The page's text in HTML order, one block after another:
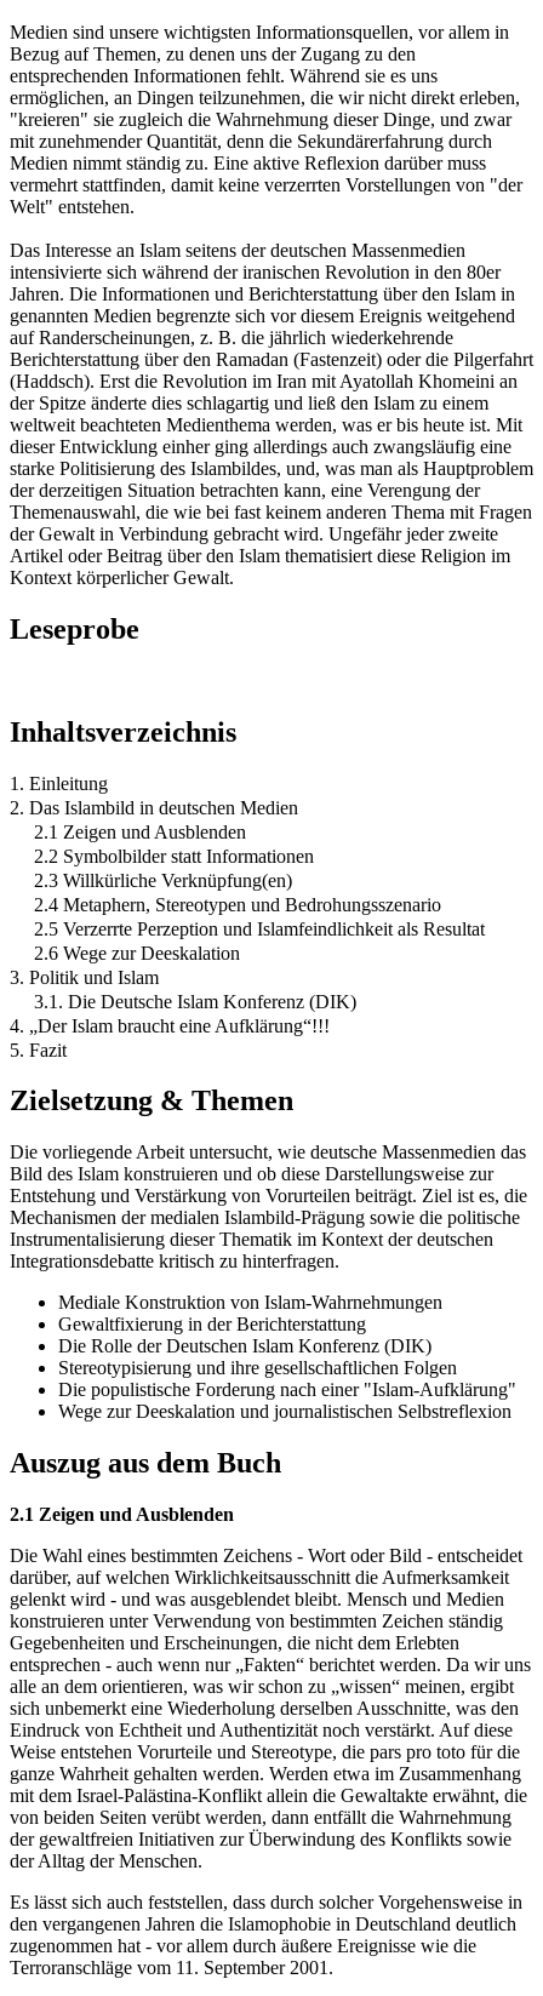
Medien sind unsere wichtigsten Informationsquellen, vor allem in
Bezug auf Themen, zu denen uns der Zugang zu den
entsprechenden Informationen fehlt. Während sie es uns
ermöglichen, an Dingen teilzunehmen, die wir nicht direkt erleben,
"kreieren" sie zugleich die Wahrnehmung dieser Dinge, und zwar
mit zunehmender Quantität, denn die Sekundärerfahrung durch
Medien nimmt ständig zu. Eine aktive Reflexion darüber muss
vermehrt stattfinden, damit keine verzerrten Vorstellungen von "der
Welt" entstehen.
Das Interesse an Islam seitens der deutschen Massenmedien
intensivierte sich während der iranischen Revolution in den 80er
Jahren. Die Informationen und Berichterstattung über den Islam in
genannten Medien begrenzte sich vor diesem Ereignis weitgehend
auf Randerscheinungen, z. B. die jährlich wiederkehrende
Berichterstattung über den Ramadan (Fastenzeit) oder die Pilgerfahrt
(Haddsch). Erst die Revolution im Iran mit Ayatollah Khomeini an
der Spitze änderte dies schlagartig und ließ den Islam zu einem
weltweit beachteten Medienthema werden, was er bis heute ist. Mit
dieser Entwicklung einher ging allerdings auch zwangsläufig eine
starke Politisierung des Islambildes, und, was man als Hauptproblem
der derzeitigen Situation betrachten kann, eine Verengung der
Themenauswahl, die wie bei fast keinem anderen Thema mit Fragen
der Gewalt in Verbindung gebracht wird. Ungefähr jeder zweite
Artikel oder Beitrag über den Islam thematisiert diese Religion im
Kontext körperlicher Gewalt.
Leseprobe
Inhaltsverzeichnis
1. Einleitung
2. Das Islambild in deutschen Medien
2.1 Zeigen und Ausblenden
2.2 Symbolbilder statt Informationen
2.3 Willkürliche Verknüpfung(en)
2.4 Metaphern, Stereotypen und Bedrohungsszenario
2.5 Verzerrte Perzeption und Islamfeindlichkeit als Resultat
2.6 Wege zur Deeskalation
3. Politik und Islam
3.1. Die Deutsche Islam Konferenz (DIK)
4. „Der Islam braucht eine Aufklärung“!!!
5. Fazit
Zielsetzung & Themen
Die vorliegende Arbeit untersucht, wie deutsche Massenmedien das
Bild des Islam konstruieren und ob diese Darstellungsweise zur
Entstehung und Verstärkung von Vorurteilen beiträgt. Ziel ist es, die
Mechanismen der medialen Islambild-Prägung sowie die politische
Instrumentalisierung dieser Thematik im Kontext der deutschen
Integrationsdebatte kritisch zu hinterfragen.
Mediale Konstruktion von Islam-Wahrnehmungen
Gewaltfixierung in der Berichterstattung
Die Rolle der Deutschen Islam Konferenz (DIK)
Stereotypisierung und ihre gesellschaftlichen Folgen
Die populistische Forderung nach einer "Islam-Aufklärung"
Wege zur Deeskalation und journalistischen Selbstreflexion
Auszug aus dem Buch
2.1 Zeigen und Ausblenden
Die Wahl eines bestimmten Zeichens - Wort oder Bild - entscheidet
darüber, auf welchen Wirklichkeitsausschnitt die Aufmerksamkeit
gelenkt wird - und was ausgeblendet bleibt. Mensch und Medien
konstruieren unter Verwendung von bestimmten Zeichen ständig
Gegebenheiten und Erscheinungen, die nicht dem Erlebten
entsprechen - auch wenn nur „Fakten“ berichtet werden. Da wir uns
alle an dem orientieren, was wir schon zu „wissen“ meinen, ergibt
sich unbemerkt eine Wiederholung derselben Ausschnitte, was den
Eindruck von Echtheit und Authentizität noch verstärkt. Auf diese
Weise entstehen Vorurteile und Stereotype, die pars pro toto für die
ganze Wahrheit gehalten werden. Werden etwa im Zusammenhang
mit dem Israel-Palästina-Konflikt allein die Gewaltakte erwähnt, die
von beiden Seiten verübt werden, dann entfällt die Wahrnehmung
der gewaltfreien Initiativen zur Überwindung des Konflikts sowie
der Alltag der Menschen.
Es lässt sich auch feststellen, dass durch solcher Vorgehensweise in
den vergangenen Jahren die Islamophobie in Deutschland deutlich
zugenommen hat - vor allem durch äußere Ereignisse wie die
Terroranschläge vom 11. September 2001.